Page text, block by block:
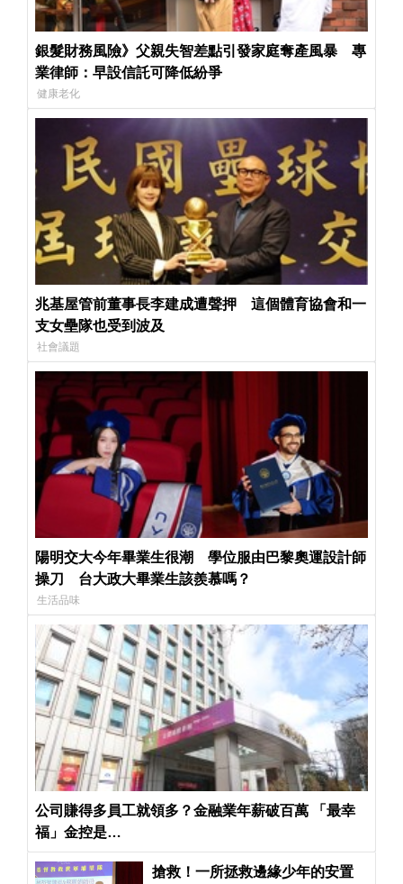
銀髮財務風險》父親失智差點引發家庭奪產風暴 專
業律師：早設信託可降低紛爭
健康老化
兆基屋管前董事長李建成遭聲押 這個體育協會和一
支女壘隊也受到波及
社會議題
陽明交大今年畢業生很潮 學位服由巴黎奧運設計師
操刀 台大政大畢業生該羨慕嗎？
生活品味
公司賺得多員工就領多？金融業年薪破百萬 「最幸
福」金控是…
搶救！一所拯救邊緣少年的安置